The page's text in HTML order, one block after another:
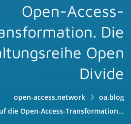
Open-Access-
Die
Open
Divide
open-access.network
oa.blog
Transformation. Die Veranstaltungsreihe Open Divide